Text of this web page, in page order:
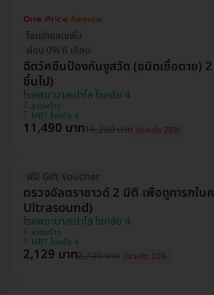
โอนจ่ายลดเพิ่ม
ผ่อน 0% 6 เดือน
ฉีดวัคซีนป้องกันงูสวัด (ชนิดเชื้อตาย)
ขึ้นไป)
โรงพยาบาลเปาโล โชคชัย 4
ลาดพร้าว
MRT โชคชัย 4
11,490 บาท16,260 บาท ประหยัด 26%
ฟรี! Gift Voucher
ตรวจอัลตราซาวด์ 2 มิติ เพื่อดูทารกใน
Ultrasound)
โรงพยาบาลเปาโล โชคชัย 4
ลาดพร้าว
MRT โชคชัย 4
2,129 บาท2,740 บาท ประหยัด 22%